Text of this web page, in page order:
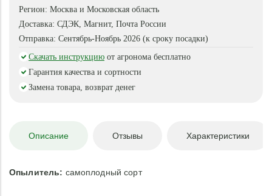
Регион: Москва и Московская область
Доставка: СДЭК, Магнит, Почта России
Отправка: Сентябрь-Ноябрь 2026 (к сроку посадки)
Скачать инструкцию от агронома бесплатно
Гарантия качества и сортности
Замена товара, возврат денег
Описание Отзывы Характеристики
Опылитель: самоплодный сорт